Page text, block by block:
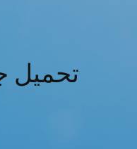
تحميل